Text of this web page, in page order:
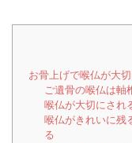
お骨上げで喉仏が大
ご遺骨の喉仏は軸
喉仏が大切にされ
喉仏がきれいに残
る